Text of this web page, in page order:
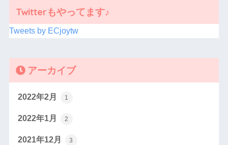
Twitterもやってます♪
Tweets by ECjoytw
アーカイブ
2022年2月 1
2022年1月 2
2021年12月 3